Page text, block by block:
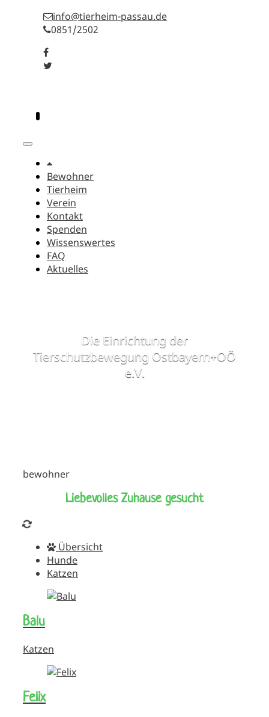
info@tierheim-passau.de
0851/2502
Bewohner
Tierheim
Verein
Kontakt
Spenden
Wissenswertes
FAQ
Aktuelles
Die Einrichtung der
Tierschutzbewegung Ostbayern+OÖ
e.V.
bewohner
Liebevolles Zuhause gesucht
Übersicht
Hunde
Katzen
Balu
Katzen
Felix